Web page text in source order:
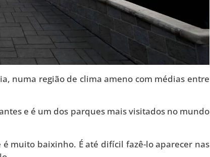
numa região de clima ameno com médias entre
e é um dos parques mais visitados no mundo
muito baixinho. É até difícil fazê-lo aparecer nas